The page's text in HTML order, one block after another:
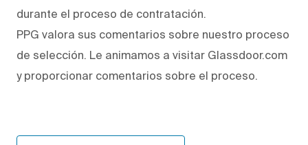
durante el proceso de contratación.
PPG valora sus comentarios sobre nuestro proceso
de selección. Le animamos a visitar Glassdoor.com
y proporcionar comentarios sobre el proceso.